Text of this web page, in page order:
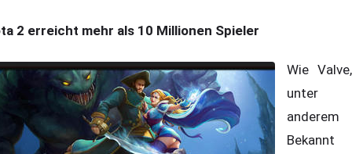
2 erreicht mehr als 10 Millionen Spieler
Wie Valve,
unter
anderem
Bekannt